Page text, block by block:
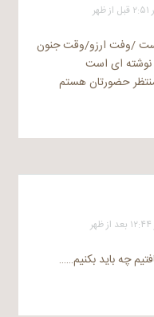
/وفت ارزو/وقت جنون
ای است
حضورتان هستم
چه باید بکنیم……